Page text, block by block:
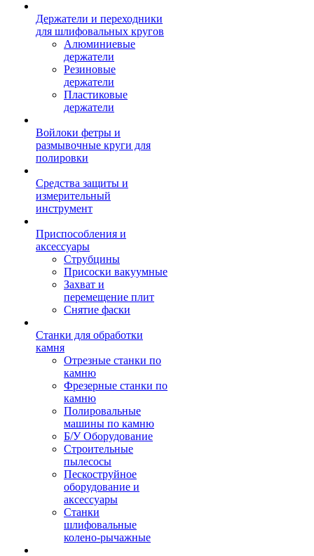
Держатели и переходники
для шлифовальных кругов
Алюминиевые
держатели
Резиновые
держатели
Пластиковые
держатели
Войлоки фетры и
размывочные круги для
полировки
Средства защиты и
измерительный
инструмент
Приспособления и
аксессуары
Струбцины
Присоски вакуумные
Захват и
перемещение плит
Снятие фаски
Станки для обработки
камня
Отрезные станки по
камню
Фрезерные станки по
камню
Полировальные
машины по камню
Б/У Оборудование
Строительные
пылесосы
Пескоструйное
оборудование и
аксессуары
Станки
шлифовальные
колено-рычажные